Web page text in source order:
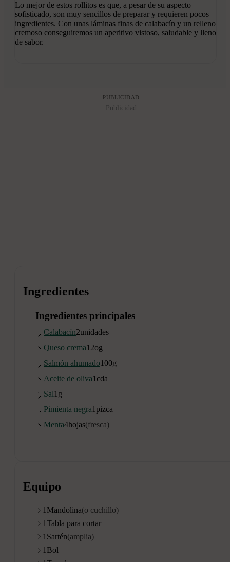
Lo mejor de estos rollitos es que, a pesar de su aspecto
sofisticado, son muy sencillos de preparar y requieren pocos
ingredientes. Con unas láminas finas de calabacín y un relleno
cremoso conseguiremos un aperitivo vistoso, saludable y lleno
de sabor.
PUBLICIDAD
Publicidad
Ingredientes
Ingredientes principales
Calabacín2unidades
Queso crema12og
Salmón ahumado100g
Aceite de oliva1cda
Sal1 g
Pimienta negra1 pizca
Menta4hojas(fresca)
Equipo
1 Mandolina(o cuchillo)
1Tabla para cortar
1 Sartén(amplia)
1 Bol